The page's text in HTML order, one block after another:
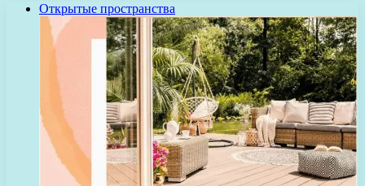
Открытые пространства